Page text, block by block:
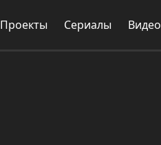
Проекты Сериалы Видео